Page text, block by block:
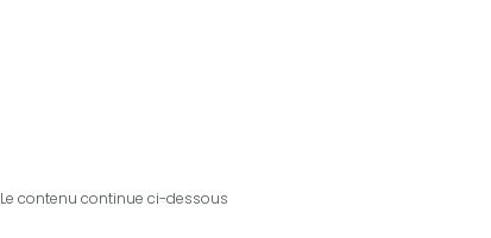
Le contenu continue ci-dessous